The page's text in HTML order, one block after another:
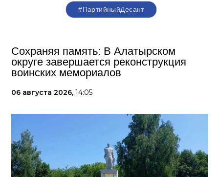
#ПартийныйДесант
Сохраняя память: В Алатырском
округе завершается реконструкция
воинских мемориалов
06 августа 2026, 14:05